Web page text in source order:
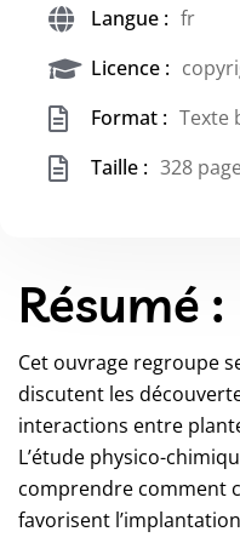
Langue : fr
Licence :
Format : Texte
Taille : 328
Résumé :
Cet ouvrage regroupe
discutent les
interactions entre
L’étude physico-
comprendre comment
favorisent